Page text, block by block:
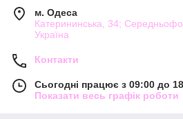
м. Одеса
Катерининська, 34;
Україна
Контакти
Сьогодні працює з 09:00 до
Показати весь графік роботи